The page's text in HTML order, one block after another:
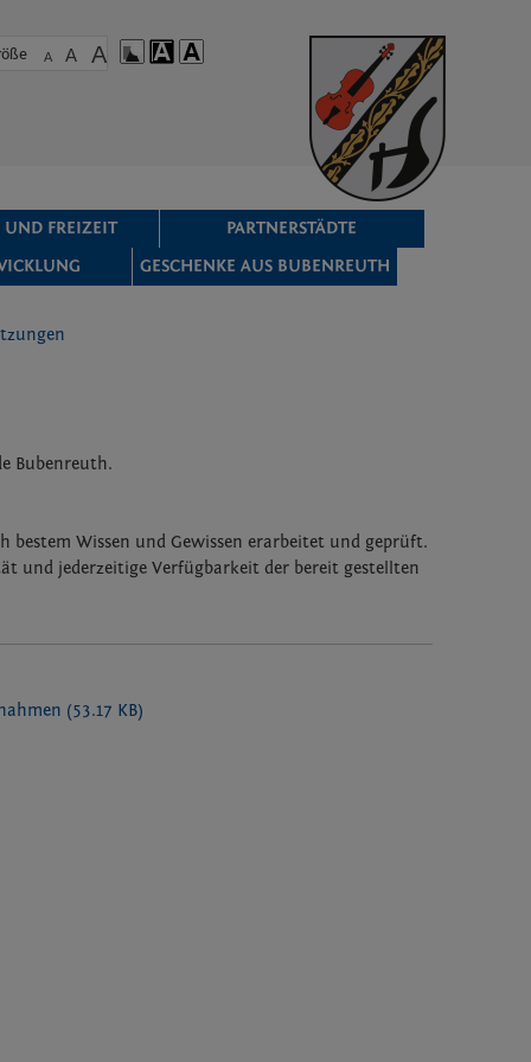
A A A
UND FREIZEIT
PARTNERSTÄDTE
GESCHENKE AUS BUBENREUTH
Bubenreuth.
Wissen und Gewissen erarbeitet und geprüft.
und jederzeitige Verfügbarkeit der bereit gestellten
(53.17 KB)